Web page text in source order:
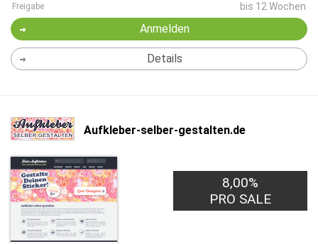
Freigabe bis 12 Wochen
Anmelden
Details
Aufkleber-selber-gestalten.de
8,00%
PRO SALE